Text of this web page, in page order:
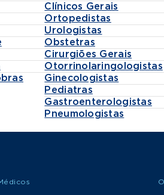
Clínicos Gerais
Ortopedistas
Urologistas
Obstetras
Cirurgiões Gerais
Otorrinolaringologistas
Ginecologistas
Pediatras
Gastroenterologistas
Pneumologistas